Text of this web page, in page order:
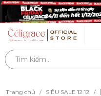
Trang chủ / SIÊU SALE 12.12 /